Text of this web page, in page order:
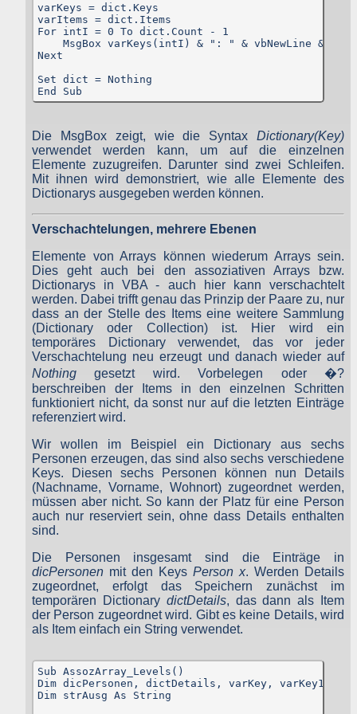
Bei Cookies handelt es sich um kleine Dateien, welche auf Ihrem
Endgerät gespeichert werden. Ihr Browser greift auf diese Dateien
Diese Website verwendet ausschließlich einen Cookie mit einer ID
Besuch der Website durch die einzelnen Seiten identifiziert werden
können. Andere Daten als die ID sind nicht enthalten; der Cookie
verfällt sofort mit dem Beenden der Browsersitzung. Benötigt wird
Kontaktformular eine Nachricht senden. So müssen Sie bei einem
Fehler nicht alles neu ausfüllen.
Außerdem wird ein Cookie verwendet, in dem enthalten ist, dass
Sie diese Datenschutzerklärung gesehen haben, damit diese
Erklärung, dass dieser Cookie gespeichert wird, nicht bei jedem
Aufruf der Website erscheint.
Gängige Browser bieten die Einstellungsoption, Cookies nicht
zuzulassen.
Hinweis: Es ist nicht gewährleistet, dass Sie auf alle Funktionen
dieser Website ohne Einschränkungen zugreifen können, wenn Sie
entsprechende Einstellungen vornehmen. Wenn Sie dem Anbieter
keine Nachricht senden und damit leben können, dass die
Datenschutzerklärung bei jedem Aufruf der Website erscheint,
merkt man das Fehlen der Cookies sonst aber auch nicht.
Erfassung und Verarbeitung personenbezogener Daten
Als personenbezogene Daten gelten sämtliche Informationen,
welche dazu dienen, Ihre Person zu bestimmen und welche zu
Ihnen zurückverfolgt werden können – also beispielsweise Ihr
Name, Ihre E-Mail-Adresse und Telefonnummer.
Der Websitebetreiber gibt personenbezogene Daten, die in
werden sollten, grundsätzlich nicht weiter.
Für den Besuch der Website sind auch keine Angaben zu Ihrer
Person notwendig. Erst wenn Sie eine Kontaktmöglichkeit zum
Betreiber wahrnehmen, werden diese erforderlich. Diese dort
eingetragenen Angaben gelangen direkt per Mail zum Betreiber,
werden also nur während des Übertragungsvorganges auf dem
Server gespeichert und nach der Übertragung sofort gelöscht.
und ansonsten nicht genutzt, also auch nicht weitergegeben.
Google Analytics
Dieser Dienst wird nicht genutzt.
Diese Website verwendet Google AdSense. Es handelt sich hierbei
um einen Dienst der Google Inc., 1600 Amphitheatre Parkway,
Mountain View, CA 94043, USA, zum Einbinden von
varKeys = dict.Keys
varItems = dict.Items
For intI = 0 To dict.Count - 1
MsgBox varKeys(intI) & ": " & vbNewLine &
Next
Set dict = Nothing
End Sub
Die MsgBox zeigt, wie die Syntax Dictionary(Key)
verwendet werden kann, um auf die einzelnen
Elemente zuzugreifen. Darunter sind zwei Schleifen.
Mit ihnen wird demonstriert, wie alle Elemente des
Dictionarys ausgegeben werden können.
Verschachtelungen, mehrere Ebenen
Elemente von Arrays können wiederum Arrays sein.
Dies geht auch bei den assoziativen Arrays bzw.
Dictionarys in VBA - auch hier kann verschachtelt
werden. Dabei trifft genau das Prinzip der Paare zu, nur
dass an der Stelle des Items eine weitere Sammlung
(Dictionary oder Collection) ist. Hier wird ein
temporäres Dictionary verwendet, das vor jeder
Verschachtelung neu erzeugt und danach wieder auf
Nothing gesetzt wird. Vorbelegen oder �?
berschreiben der Items in den einzelnen Schritten
funktioniert nicht, da sonst nur auf die letzten Einträge
referenziert wird.
Wir wollen im Beispiel ein Dictionary aus sechs
Personen erzeugen, das sind also sechs verschiedene
Keys. Diesen sechs Personen können nun Details
(Nachname, Vorname, Wohnort) zugeordnet werden,
müssen aber nicht. So kann der Platz für eine Person
auch nur reserviert sein, ohne dass Details enthalten
sind.
Die Personen insgesamt sind die Einträge in
dicPersonen mit den Keys Person x. Werden Details
zugeordnet, erfolgt das Speichern zunächst im
temporären Dictionary dictDetails, das dann als Item
der Person zugeordnet wird. Gibt es keine Details, wird
als Item einfach ein String verwendet.
Sub AssozArray_Levels()
Dim dicPersonen, dictDetails, varKey, varKey1
Dim strAusg As String